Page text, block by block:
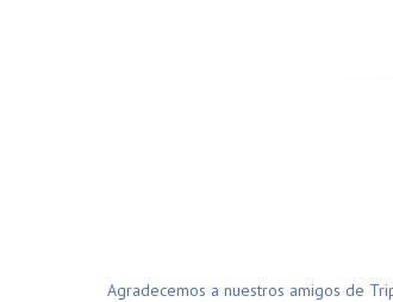
Agradecemos a nuestros amigos de